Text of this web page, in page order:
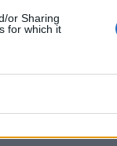
or Sharing
for which it
który pozostaje
rozstaniu się z
NOM